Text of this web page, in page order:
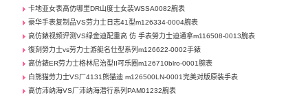
卡地亚女表高仿哪里DR山度士女装WSSA0082腕表
豪华手表复制品VS劳力士日志41型m126334-0004腕表
高仿錶视频评测VS绿金迪配重高 仿 手表勞力士迪通拿m116508-0013腕表
復刻勞力士vs劳力士游艇名仕型系列m126622-0002手錶
高仿錶ER劳力士格林尼治型II可乐圈m126710blro-0001腕表
白熊猫劳力士VS厂4131熊猫迪 m126500LN-0001完美对版原装手表
高仿沛纳海VS厂沛纳海潜行系列PAM01232腕表